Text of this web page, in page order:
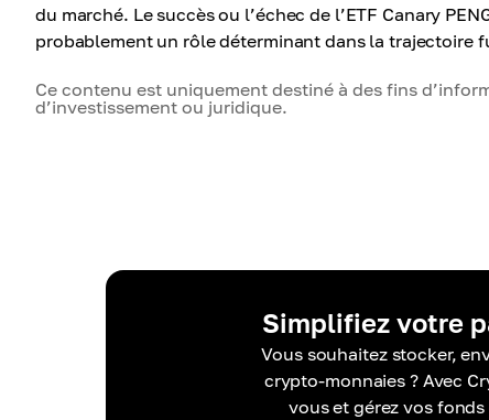
du marché. Le succès ou l’échec de l’ETF Canary
probablement un rôle déterminant dans la trajectoire
Ce contenu est uniquement destiné à des fins
d’investissement ou juridique.
Simplifiez votre
Vous souhaitez stocker,
crypto-monnaies ? Avec
vous et gérez vos